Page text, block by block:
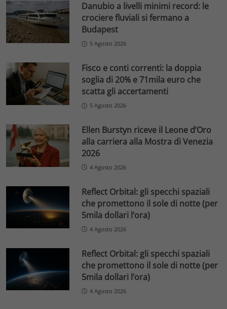
Danubio a livelli minimi record: le
crociere fluviali si fermano a
Budapest
5 Agosto 2026
Fisco e conti correnti: la doppia
soglia di 20% e 71mila euro che
scatta gli accertamenti
5 Agosto 2026
Ellen Burstyn riceve il Leone d’Oro
alla carriera alla Mostra di Venezia
2026
4 Agosto 2026
Reflect Orbital: gli specchi spaziali
che promettono il sole di notte (per
5mila dollari l’ora)
4 Agosto 2026
Reflect Orbital: gli specchi spaziali
che promettono il sole di notte (per
5mila dollari l’ora)
4 Agosto 2026